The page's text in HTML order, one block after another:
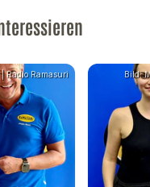
Radio Ramasuri Bild: